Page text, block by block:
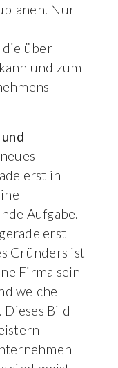
Nur
über
und zum
erst in
Aufgabe.
erst
Gründers ist
Firma sein
welche
Bild